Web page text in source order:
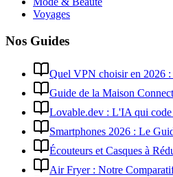
Voyages
Nos Guides
Quel VPN choisir en 2026
Guide de la Maison
Lovable.dev : L'IA qui
Smartphones 2026 : Le
Écouteurs et Casques à
Air Fryer : Notre